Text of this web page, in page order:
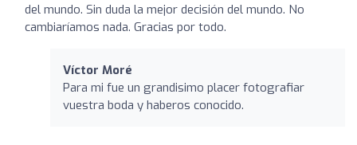
del mundo. Sin duda la mejor decisión del mundo. No
cambiaríamos nada. Gracias por todo.
Víctor Moré
Para mi fue un grandisimo placer fotografiar
vuestra boda y haberos conocido.